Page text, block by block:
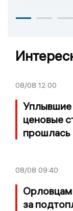
08/08 12:00
Уплывшие
ценовые
прошлась
08/08 09:40
Орловцам
за